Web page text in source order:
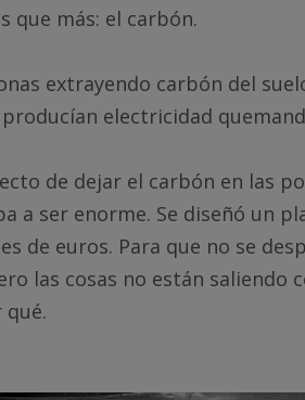
que más: el carbón.
extrayendo carbón del
electricidad
de dejar el carbón en las
a ser enorme. Se diseñó un
de euros. Para que no se
las cosas no están saliendo